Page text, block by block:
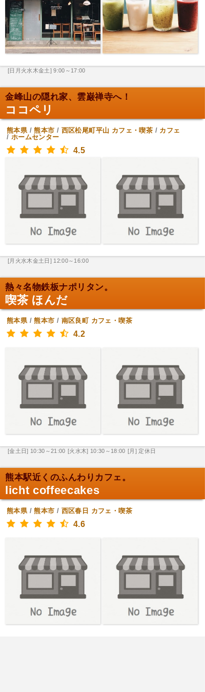
[日月火水木金土] 9:00～17:00
金峰山の隠れ家、雲巌禅寺へ！
ココペリ
熊本県/熊本市 / 西区松尾町平山 カフェ・喫茶 / カフェ
/ ホームセンター
4.5
[月火水木金土日] 12:00～16:00
熱々名物鉄板ナポリタン。
喫茶 ほんだ
熊本県/熊本市 / 南区良町 カフェ・喫茶
4.2
[金土日] 10:30～21:00 [火水木] 10:30～18:00 [月] 定休日
熊本駅近くのふんわりカフェ。
licht coffeecakes
熊本県/熊本市 / 西区春日 カフェ・喫茶
4.6